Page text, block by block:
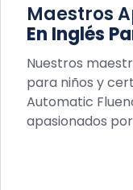
Maestros
En Inglés
Nuestros
para niños y
Automatic
apasionados